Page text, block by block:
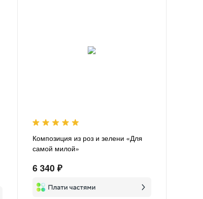
Композиция из роз и зелени «Для
самой милой»
6 340 ₽